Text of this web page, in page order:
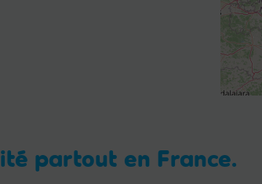
partout en France.